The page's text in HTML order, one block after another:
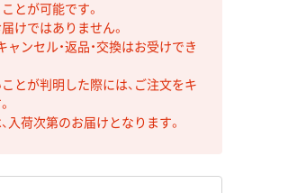
とが可能です。
けではありません。
ンセル・返品・交換はお受けでき
とが判明した際には、ご注文をキ
入荷次第のお届けとなります。